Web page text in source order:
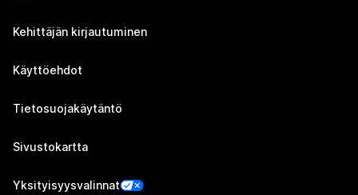
Kehittäjän kirjautuminen
Käyttöehdot
Tietosuojakäytäntö
Sivustokartta
Yksityisyysvalinnat